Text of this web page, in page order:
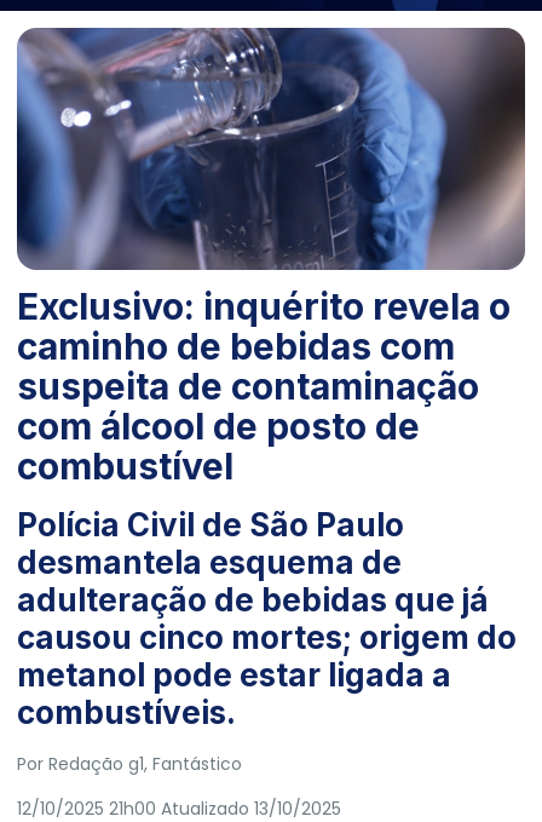
Exclusivo: inquérito revela o
caminho de bebidas com
suspeita de contaminação
com álcool de posto de
combustível
Polícia Civil de São Paulo
desmantela esquema de
adulteração de bebidas que já
causou cinco mortes; origem do
metanol pode estar ligada a
combustíveis.
Por Redação g1, Fantástico
12/10/2025 21h00 Atualizado 13/10/2025